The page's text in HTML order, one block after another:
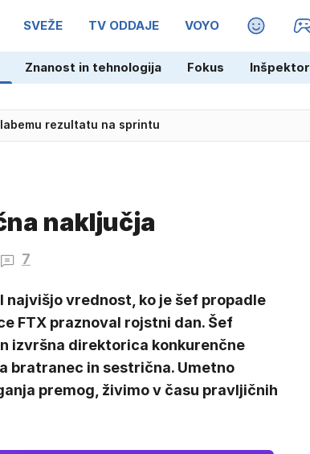
SVEŽE TV ODDAJE VOYO MAGAZIN
Znanost in tehnologija Fokus Inšpektor
naj se ne zaljubita?
naključja
7
najvišjo vrednost, ko je šef propadle
FTX praznoval rojstni dan. Šef
izvršna direktorica konkurenčne
bratranec in sestrična. Umetno
premog, živimo v času pravljičnih